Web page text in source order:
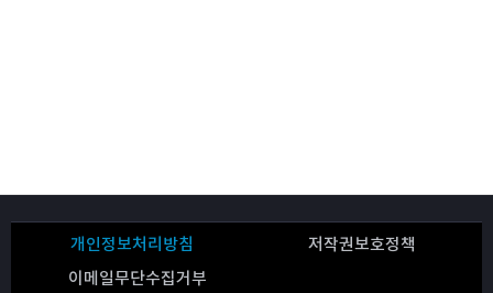
개인정보처리방침
저작권보호정책
이메일무단수집거부